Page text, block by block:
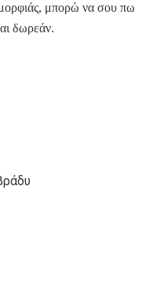
μπορώ να σου πω
δωρεάν.